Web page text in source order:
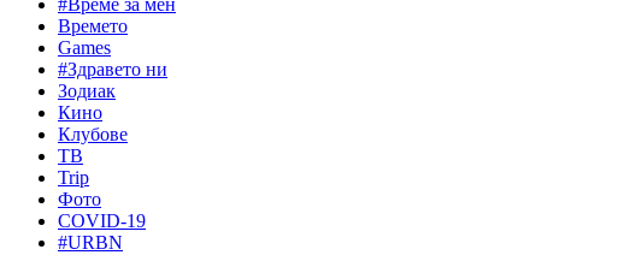
Времето
Games
#Здравето ни
Зодиак
Кино
Клубове
ТВ
Trip
Фото
COVID-19
#URBN